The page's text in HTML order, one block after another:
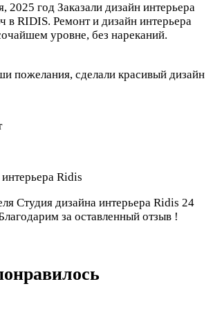
2025 год Заказали дизайн интерьера
в RIDIS. Ремонт и дизайн интерьера
уровне, без нареканий.
пожелания, сделали красивый дизайн
Студия дизайна интерьера Ridis 24
за оставленный отзыв !